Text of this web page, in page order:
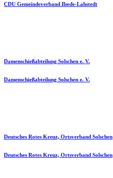
CDU Gemeindeverband Ilsede-Lahstedt
Damenschießabteilung Solschen e. V.
Damenschießabteilung Solschen e. V.
Deutsches Rotes Kreuz, Ortsverband Solschen
Deutsches Rotes Kreuz, Ortsverband Solschen